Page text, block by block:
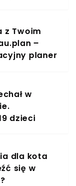
z Twoim
–
planer
w
dzieci
dla kota
się w